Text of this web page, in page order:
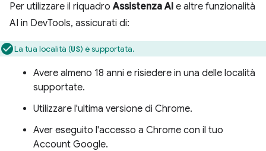
Per utilizzare il riquadroAssistenza AI e altre funzionalità
AI in DevTools, assicurati di:
La tua località (US) è supportata.
Avere almeno 18 anni e risiedere in una delle località
supportate.
Utilizzare l'ultima versione di Chrome.
Aver eseguito l'accesso a Chrome con il tuo
Account Google.